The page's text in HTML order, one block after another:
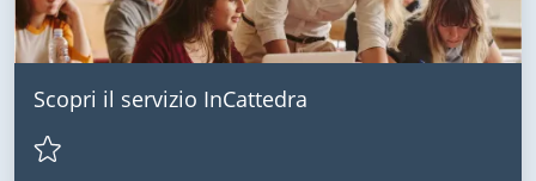
Scopri il servizio InCattedra